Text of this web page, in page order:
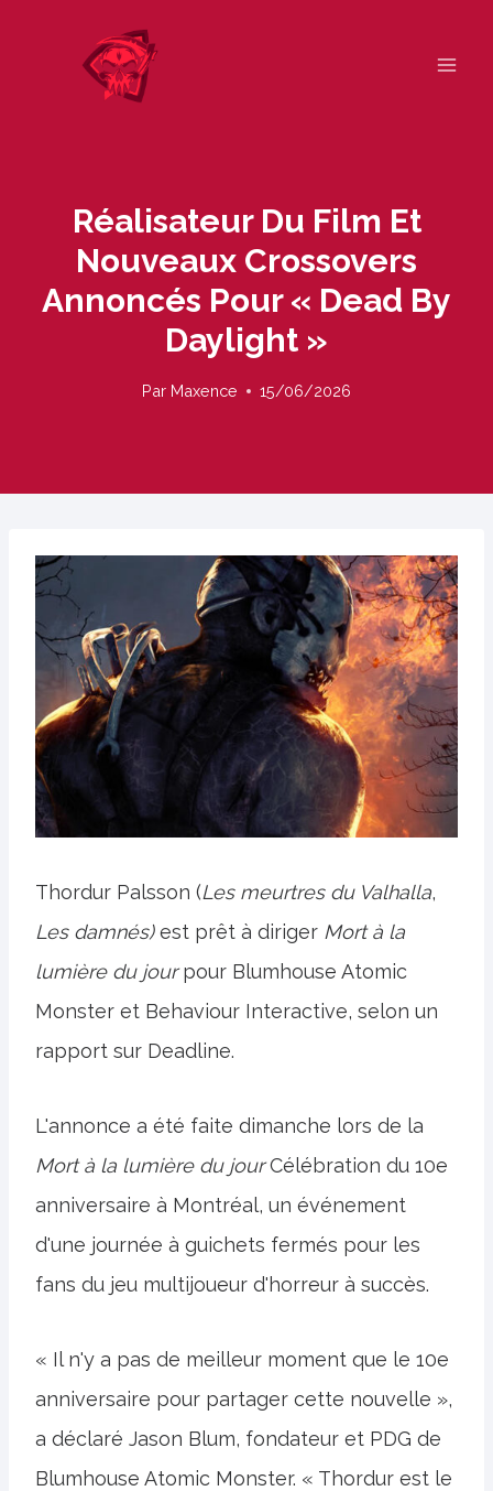
Réalisateur Du Film Et
Nouveaux Crossovers
Annoncés Pour « Dead By
Daylight »
Par Maxence 15/06/2026
Thordur Palsson (Les meurtres du Valhalla,
Les damnés)est prêt à diriger Mort à la
lumière du jourpour Blumhouse Atomic
Monster et Behaviour Interactive, selon un
rapport sur Deadline.
L'annonce a été faite dimanche lors de la
Mort à la lumière du jourCélébration du 10e
anniversaire à Montréal, un événement
d'une journée à guichets fermés pour les
fans du jeu multijoueur d'horreur à succès.
« Il n'y a pas de meilleur moment que le 10e
anniversaire pour partager cette nouvelle »,
a déclaré Jason Blum, fondateur et PDG de
Blumhouse Atomic Monster. « Thordur est le